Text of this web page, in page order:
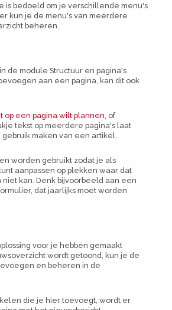
is bedoeld om je verschillende menu's
kun je de menu's van meerdere
beheren.
de module Structuur en pagina's
aan een pagina, kan dit ook
op een pagina wilt plannen , of
tekst op meerdere pagina's laat
maken van een artikel.
worden gebruikt zodat je als
aanpassen op plekken waar dat
kan. Denk bijvoorbeeld aan een
dat jaarlijks moet worden
voor je hebben gemaakt
wordt getoond, kun je de
en beheren in de
die je hier toevoegt, wordt er